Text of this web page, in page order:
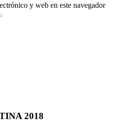
y web en este navegador
2018